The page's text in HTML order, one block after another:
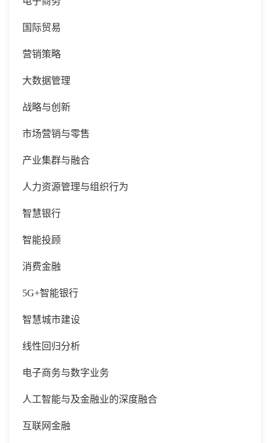
国际贸易
营销策略
大数据管理
战略与创新
市场营销与零售
产业集群与融合
人力资源管理与组织行为
智慧银行
智能投顾
消费金融
5G+智能银行
智慧城市建设
线性回归分析
电子商务与数字业务
人工智能与及金融业的深度融合
互联网金融